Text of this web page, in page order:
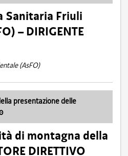
Sanitaria Friuli
– DIRIGENTE
(AsFO)
presentazione delle
di montagna della
DIRETTIVO